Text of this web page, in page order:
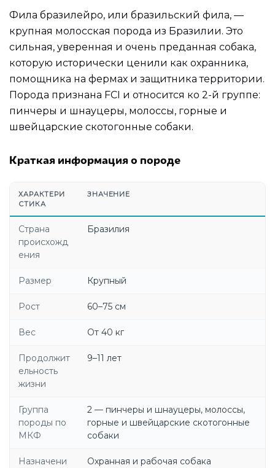
Фила бразилейро, или бразильский фила, —
крупная молосская порода из Бразилии. Это
сильная, уверенная и очень преданная собака,
которую исторически ценили как охранника,
помощника на фермах и защитника территории.
Порода признана FCI и относится ко 2-й группе:
пинчеры и шнауцеры, молоссы, горные и
швейцарские скотогонные собаки.
Краткая информация о породе
ХАРАКТЕРИ
СТИКА
ЗНАЧЕНИЕ
Страна
происхожд
ения
Бразилия
Размер Крупный
Рост 60–75 см
Вес От 40 кг
Продолжит
ельность
жизни
9–11 лет
Группа
породы по
МКФ
2 — пинчеры и шнауцеры, молоссы,
горные и швейцарские скотогонные
собаки
Назначени
Охранная и рабочая собака